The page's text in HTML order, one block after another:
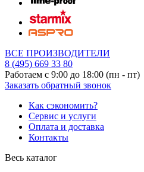
ВСЕ ПРОИЗВОДИТЕЛИ
8 (495) 669 33 80
Работаем с 9:00 до 18:00 (пн - пт)
Заказать обратный звонок
Как сэкономить?
Сервис и услуги
Оплата и доставка
Контакты
Весь каталог